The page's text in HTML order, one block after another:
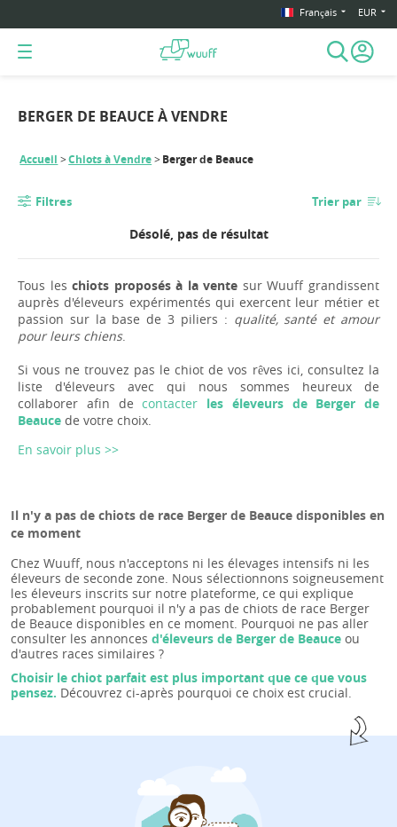
Français EUR
BERGER DE BEAUCE À VENDRE
Accueil Chiots à Vendre Berger de Beauce
Filtres Trier par
Désolé, pas de résultat
Tous leschiots proposés à la vente sur Wuuff grandissent
auprès d'éleveurs expérimentés qui exercent leur métier et
passion sur la base de 3 piliers : qualité, santé et amour
pour leurs chiens.
Si vous ne trouvez pas le chiot de vos rêves ici, consultez la
liste d'éleveurs avec qui nous sommes heureux de
collaborer afin decontacter les éleveurs de Berger de
Beauce de votre choix.
En savoir plus >>
Il n'y a pas de chiots de race Berger de Beauce disponibles en
ce moment
Chez Wuuff, nous n'acceptons ni les élevages intensifs ni les
éleveurs de seconde zone. Nous sélectionnons soigneusement
les éleveurs inscrits sur notre plateforme, ce qui explique
probablement pourquoi il n'y a pas de chiots de race Berger
de Beauce disponibles en ce moment. Pourquoi ne pas aller
consulter les annonces d'éleveurs de Berger de Beauce ou
d'autres races similaires ?
Choisir le chiot parfait est plus important que ce que vous
pensez. Découvrez ci-après pourquoi ce choix est crucial.